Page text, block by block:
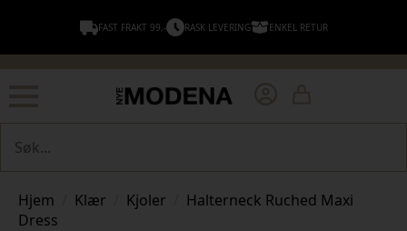
FAST FRAKT 99,- RASK LEVERING ENKEL RETUR
Hjem Klær Kjoler
Halterneck Ruched Maxi
Dress